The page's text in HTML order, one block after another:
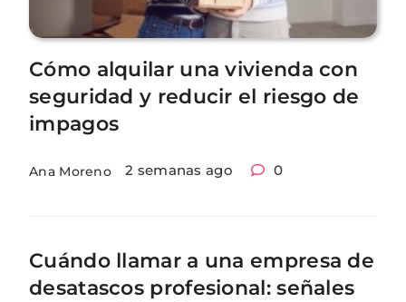
Cómo alquilar una vivienda con
seguridad y reducir el riesgo de
impagos
Ana Moreno 2 semanas ago 0
Cuándo llamar a una empresa de
desatascos profesional: señales